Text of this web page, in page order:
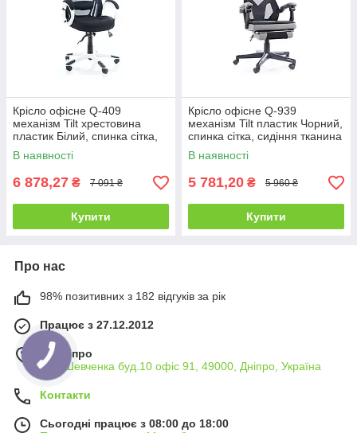
Крісло офісне Q-409
механізм Tilt хрестовина
пластик Білий, спинка сітка,
сидіння тканина Чорна
(Signal ТМ)
В наявності
6 878,27 ₴ 7 091 ₴
Купити
Крісло офісне Q-939
механізм Tilt пластик Чорний,
спинка сітка, сидіння тканина
Чорна/Сіра (Signal ТМ)
В наявності
5 781,20 ₴ 5 960 ₴
Купити
Про нас
98% позитивних з 182 відгуків за рік
Працює з 27.12.2012
м. Дніпро
вул. Шевченка буд.10 офіс 91, 49000, Дніпро, Україна
Контакти
Сьогодні працює з 08:00 до 18:00